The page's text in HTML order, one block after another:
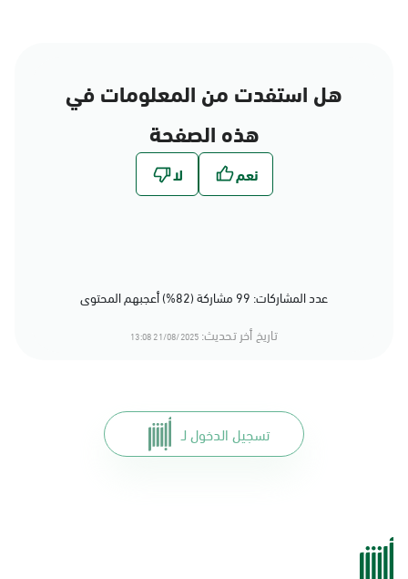
هل استفدت من المعلومات في
هذه الصفحة
عدد المشاركات: 99 مشاركة (82%) أعجبهم المحتوى
تاريخ أخر تحديث: 21/08/2025 13:08
تسجيل الدخول لـ